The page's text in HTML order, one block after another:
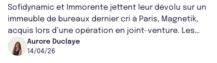
Sofidynamic et Immorente jettent leur dévolu sur un
immeuble de bureaux dernier cri à Paris, Magnetik,
acquis lors d’une opération en joint-venture. Les
SCPI de Sofidy bénéficient...
Aurore Duclaye
14/04/26